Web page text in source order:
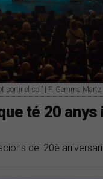
sortir el sol” | F. Gemma Martz
té 20
del 20è